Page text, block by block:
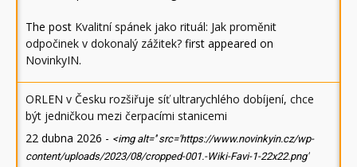
The post Kvalitní spánek jako rituál: Jak proměnit
odpočinek v dokonalý zážitek? first appeared on
NovinkyIN.
ORLEN v Česku rozšiřuje síť ultrarychlého dobíjení, chce
být jedničkou mezi čerpacími stanicemi
22 dubna 2026 - <img alt='' src='https://www.novinkyin.cz/wp-
content/uploads/2023/08/cropped-001.-Wiki-Favi-1-22x22.png'